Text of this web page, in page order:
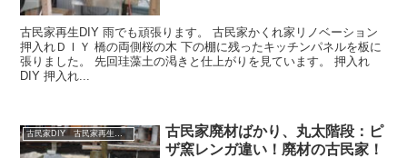
古民家再生DIY 雨でも頑張ります。 古民家かくれ家リノベーション
押入れＤＩＹ 橋の両側桜の木 下の棚に残ったキッチンパネルを板に
張りました。 先回珪藻土の渇きと仕上がりを見ています。 押入れ
DIY 押入れ...
古民家DIY 古民家再生 別荘 リフォーム 小屋 薪ストーブ
古民家廃材ばかり、丸太階段：ピ
ザ窯レンガ違い！廃材の古民家！